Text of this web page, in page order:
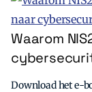
Waarom
Download het e-